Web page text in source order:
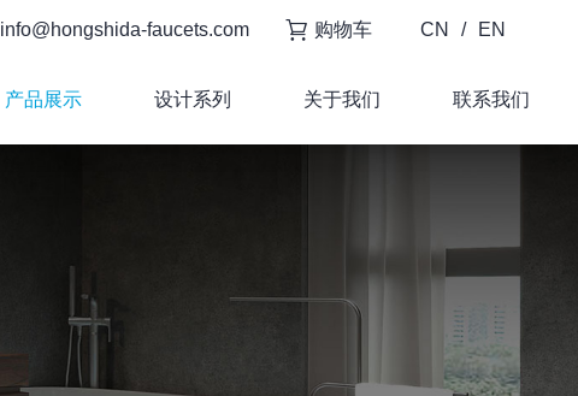
产品展示 设计系列 关于我们 联系我们
info@hongshida-faucets.com 购物车 CN / EN